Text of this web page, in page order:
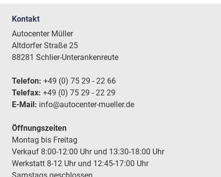
Kontakt
Autocenter Müller
Altdorfer Straße 25
88281 Schlier-Unterankenreute
Telefon: +49 (0) 75 29 - 22 66
Telefax: +49 (0) 75 29 - 22 29
E-Mail: info@autocenter-mueller.de
Öffnungszeiten
Montag bis Freitag
Verkauf 8:00-12:00 Uhr und 13:30-18:00 Uhr
Werkstatt 8-12 Uhr und 12:45-17:00 Uhr